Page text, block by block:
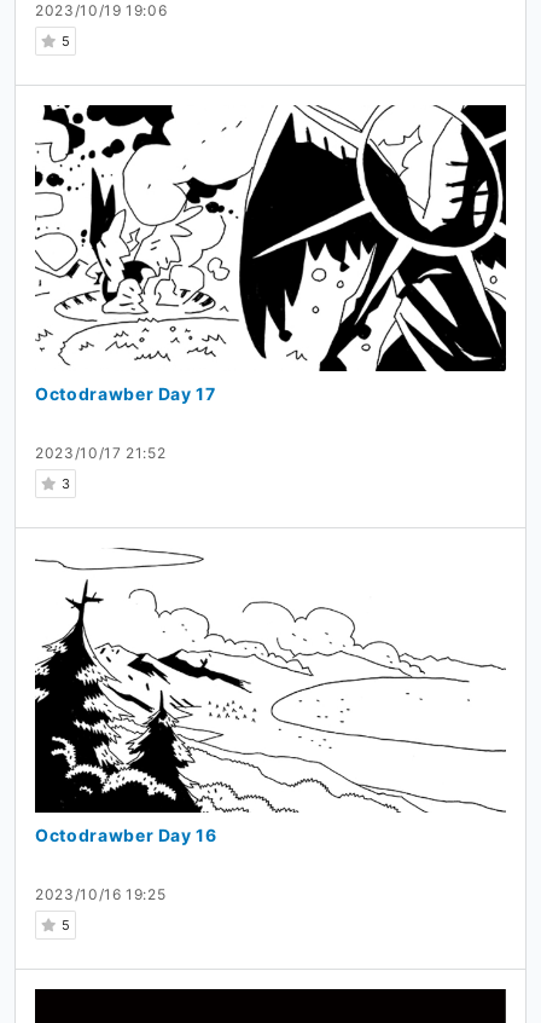
2023/10/19 19:06
5
2023/10/17 21:52
3
Octodrawber Day 17
2023/10/16 19:25
5
Octodrawber Day 16